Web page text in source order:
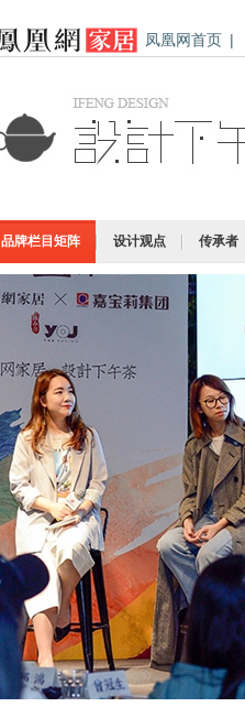
凤凰网首页 |
品牌栏目矩阵 设计观点 传承者